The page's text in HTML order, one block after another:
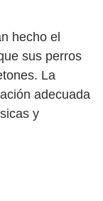
hecho el
sus perros
La
adecuada
y